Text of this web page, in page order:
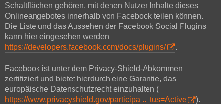
Schaltflächen gehören, mit denen Nutzer Inhalte dieses
Onlineangebotes innerhalb von Facebook teilen können.
Die Liste und das Aussehen der Facebook Social Plugins
kann hier eingesehen werden:
https://developers.facebook.com/docs/plugins/
.
Facebook ist unter dem Privacy-Shield-Abkommen
zertifiziert und bietet hierdurch eine Garantie, das
europäische Datenschutzrecht einzuhalten (
https://www.privacyshield.gov/participa ... tus=Active
).